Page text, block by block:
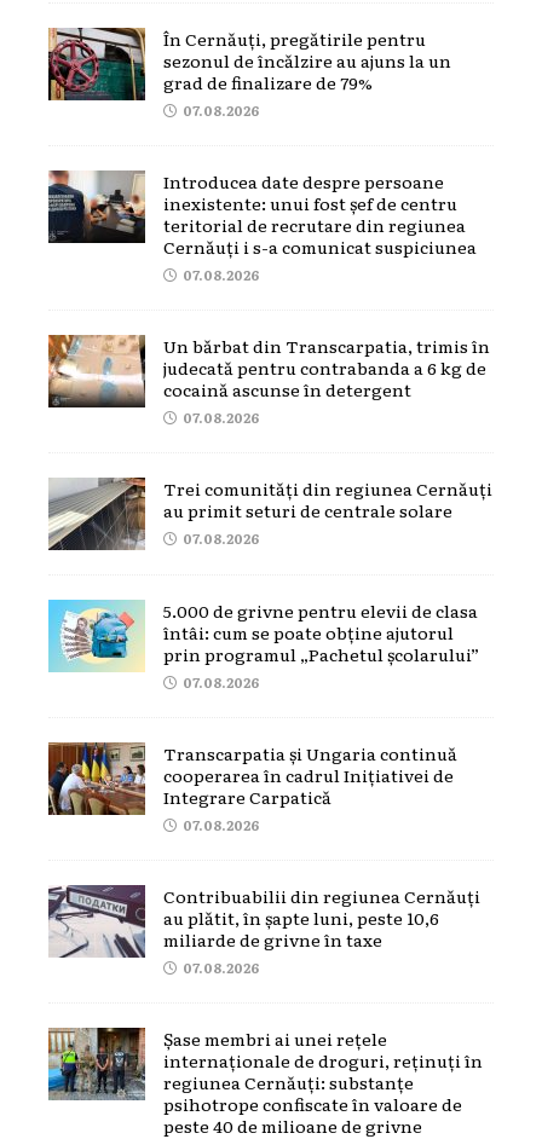
În Cernăuți, pregătirile pentru
sezonul de încălzire au ajuns la un
grad de finalizare de 79%
07.08.2026
Introducea date despre persoane
inexistente: unui fost șef de centru
teritorial de recrutare din regiunea
Cernăuți i s-a comunicat suspiciunea
07.08.2026
Un bărbat din Transcarpatia, trimis în
judecată pentru contrabanda a 6 kg de
cocaină ascunse în detergent
07.08.2026
Trei comunități din regiunea Cernăuți
au primit seturi de centrale solare
07.08.2026
5.000 de grivne pentru elevii de clasa
întâi: cum se poate obține ajutorul
prin programul „Pachetul școlarului”
07.08.2026
Transcarpatia și Ungaria continuă
cooperarea în cadrul Inițiativei de
Integrare Carpatică
07.08.2026
Contribuabilii din regiunea Cernăuți
au plătit, în șapte luni, peste 10,6
miliarde de grivne în taxe
07.08.2026
Șase membri ai unei rețele
internaționale de droguri, reținuți în
regiunea Cernăuți: substanțe
psihotrope confiscate în valoare de
peste 40 de milioane de grivne